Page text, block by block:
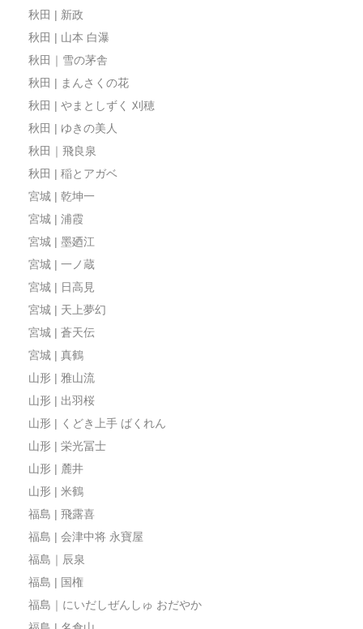
秋田 | 新政
秋田 | 山本 白瀑
秋田｜雪の茅舎
秋田 | まんさくの花
秋田 | やまとしずく 刈穂
秋田 | ゆきの美人
秋田｜飛良泉
秋田 | 稲とアガベ
宮城 | 乾坤一
宮城 | 浦霞
宮城 | 墨廼江
宮城 | 一ノ蔵
宮城 | 日高見
宮城 | 天上夢幻
宮城 | 蒼天伝
宮城 | 真鶴
山形 | 雅山流
山形 | 出羽桜
山形 | くどき上手 ばくれん
山形 | 栄光冨士
山形 | 麓井
山形 | 米鶴
福島 | 飛露喜
福島 | 会津中将 永寶屋
福島｜辰泉
福島 | 国権
福島｜にいだしぜんしゅ おだやか